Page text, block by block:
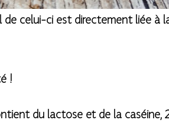
celui-ci est directement liée à
!
du lactose et de la caséine,